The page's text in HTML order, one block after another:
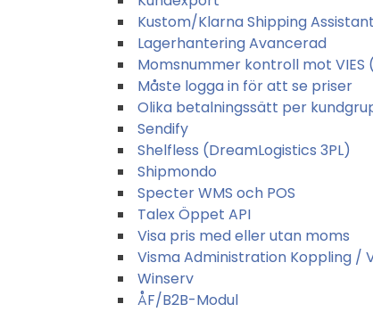
Kustom/Klarna Shipping Assistant
Lagerhantering Avancerad
Momsnummer kontroll mot
Måste logga in för att se priser
Olika betalningssätt per
Sendify
Shelfless (DreamLogistics 3PL)
Shipmondo
Specter WMS och POS
Talex Öppet API
Visa pris med eller utan moms
Visma Administration Koppling /
Winserv
ÅF/B2B-Modul